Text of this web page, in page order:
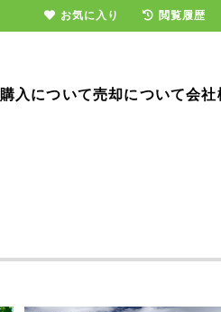
購入について売却について会社
お気に入り 閲覧履歴